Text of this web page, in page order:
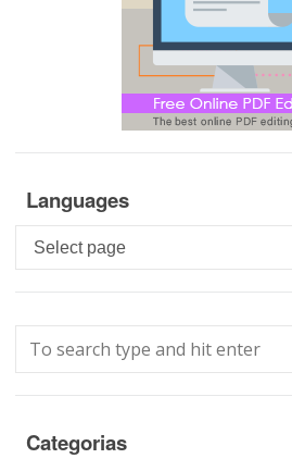
Languages
Languages
Categorias